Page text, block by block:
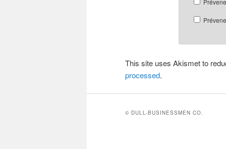
This site uses Akismet to
processed.
© DULL-BUSINESSMEN CO.